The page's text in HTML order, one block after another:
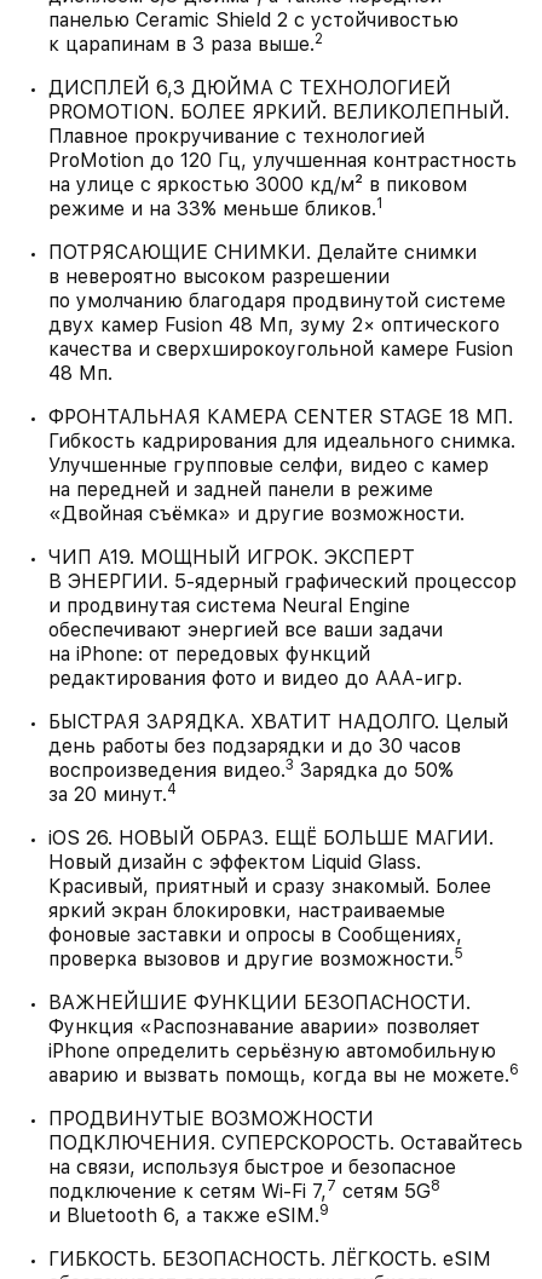
панелью Ceramic Shield 2 с устойчивостью
к царапинам в 3 раза выше.2
ДИСПЛЕЙ 6,3 ДЮЙМА С ТЕХНОЛОГИЕЙ
PROMOTION. БОЛЕЕ ЯРКИЙ. ВЕЛИКОЛЕПНЫЙ.
Плавное прокручивание с технологией
ProMotion до 120 Гц, улучшенная контрастность
на улице с яркостью 3000 кд/м² в пиковом
режиме и на 33% меньше бликов.1
ПОТРЯСАЮЩИЕ СНИМКИ. Делайте снимки
в невероятно высоком разрешении
по умолчанию благодаря продвинутой системе
двух камер Fusion 48 Мп, зуму 2× оптического
качества и сверхширокоугольной камере Fusion
48 Мп.
ФРОНТАЛЬНАЯ КАМЕРА CENTER STAGE 18 МП.
Гибкость кадрирования для идеального снимка.
Улучшенные групповые селфи, видео с камер
на передней и задней панели в режиме
«Двойная съёмка» и другие возможности.
ЧИП A19. МОЩНЫЙ ИГРОК. ЭКСПЕРТ
В ЭНЕРГИИ. 5-ядерный графический процессор
и продвинутая система Neural Engine
обеспечивают энергией все ваши задачи
на iPhone: от передовых функций
редактирования фото и видео до AAA-игр.
БЫСТРАЯ ЗАРЯДКА. ХВАТИТ НАДОЛГО. Целый
день работы без подзарядки и до 30 часов
воспроизведения видео.3 Зарядка до 50%
за 20 минут.4
iOS 26. НОВЫЙ ОБРАЗ. ЕЩЁ БОЛЬШЕ МАГИИ.
Новый дизайн с эффектом Liquid Glass.
Красивый, приятный и сразу знакомый. Более
яркий экран блокировки, настраиваемые
фоновые заставки и опросы в Сообщениях,
проверка вызовов и другие возможности.5
ВАЖНЕЙШИЕ ФУНКЦИИ БЕЗОПАСНОСТИ.
Функция «Распознавание аварии» позволяет
iPhone определить серьёзную автомобильную
аварию и вызвать помощь, когда вы не можете.6
ПРОДВИНУТЫЕ ВОЗМОЖНОСТИ
ПОДКЛЮЧЕНИЯ. СУПЕРСКОРОСТЬ. Оставайтесь
на связи, используя быстрое и безопасное
подключение к сетям Wi-Fi 7,7 сетям 5G8
и Bluetooth 6, а также eSIM.9
ГИБКОСТЬ. БЕЗОПАСНОСТЬ. ЛЁГКОСТЬ. eSIM